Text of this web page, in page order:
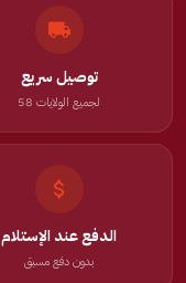
توصيل سريع
لجميع الولايات 58
الدفع عند الإستلام
بدون دفع مسبق